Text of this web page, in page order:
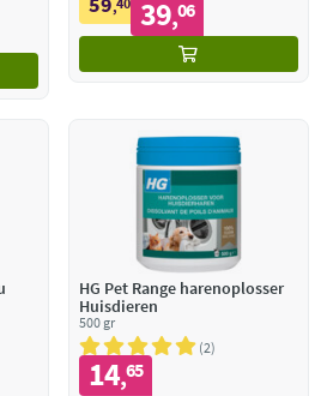
, 39,06
HG Pet Range harenoplosser
Huisdieren
500 gr
2
14,65